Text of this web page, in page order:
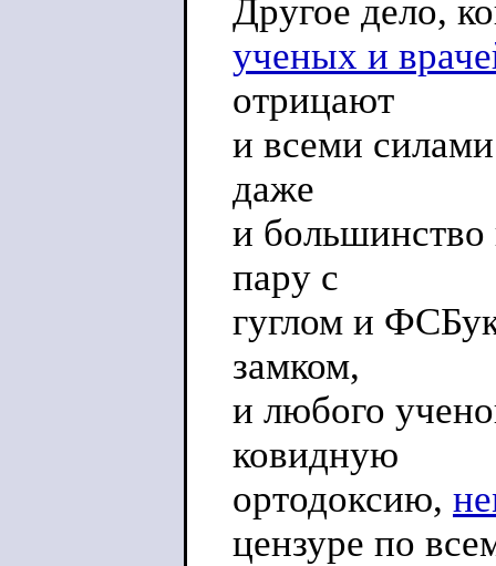
Другое дело,
ученых и
отрицают
и всеми
даже
и
пару с
гуглом и
замком,
и любого
ковидную
ортодоксию,
цензуре по